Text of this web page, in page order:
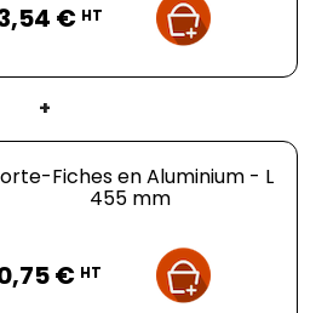
€ HT
+
Fiches en Aluminium - L
455 mm
€ HT